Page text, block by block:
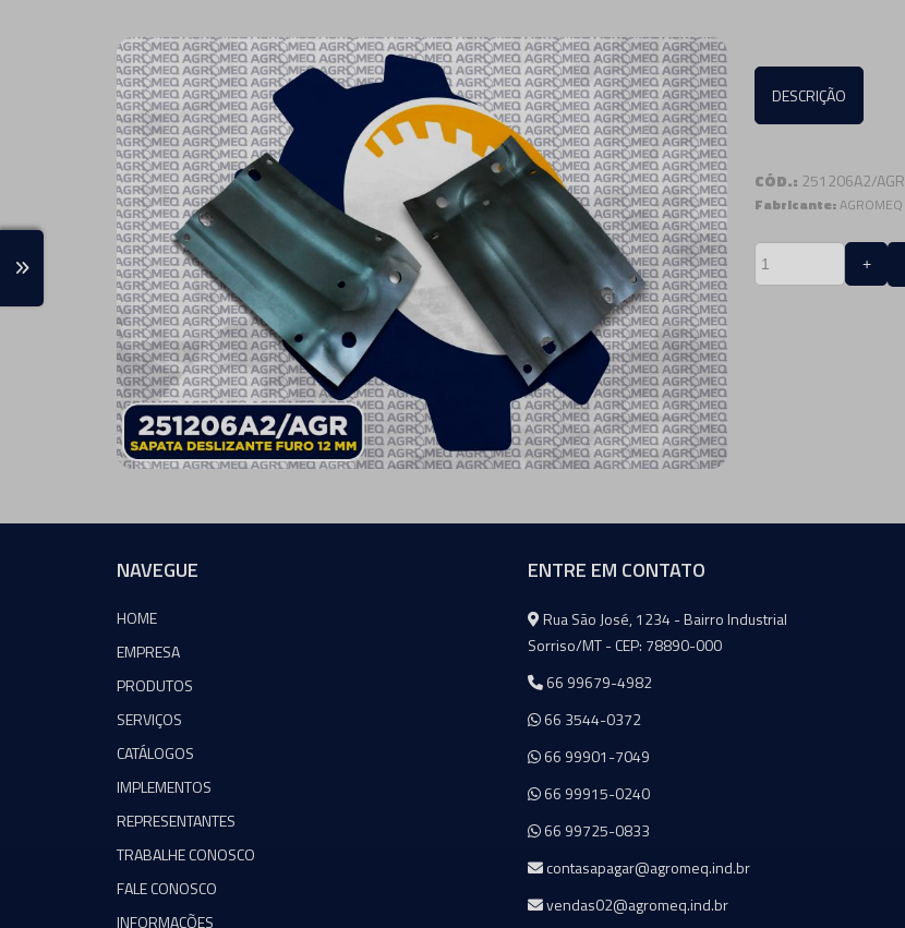
DESCRIÇÃO
CÓD.: 251206A2/AGR
Fabricante:AGROMEQ
NAVEGUE
HOME
EMPRESA
PRODUTOS
SERVIÇOS
CATÁLOGOS
IMPLEMENTOS
REPRESENTANTES
TRABALHE CONOSCO
FALE CONOSCO
INFORMAÇÕES
ENTRE EM CONTATO
Agromeq
Rua São José, 1234 - Bairro Industrial
Sorriso/MT - CEP: 78890-000
66 99679-4982
66 3544-0372
66 99901-7049
66 99915-0240
66 99725-0833
contasapagar@agromeq.ind.br
vendas02@agromeq.ind.br